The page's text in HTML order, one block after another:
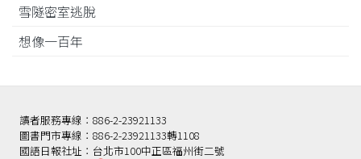
雪隧密室逃脫
想像一百年
讀者服務專線：886-2-23921133
圖書門市專線：886-2-23921133轉1108
國語日報社址：台北市100中正區福州街二號